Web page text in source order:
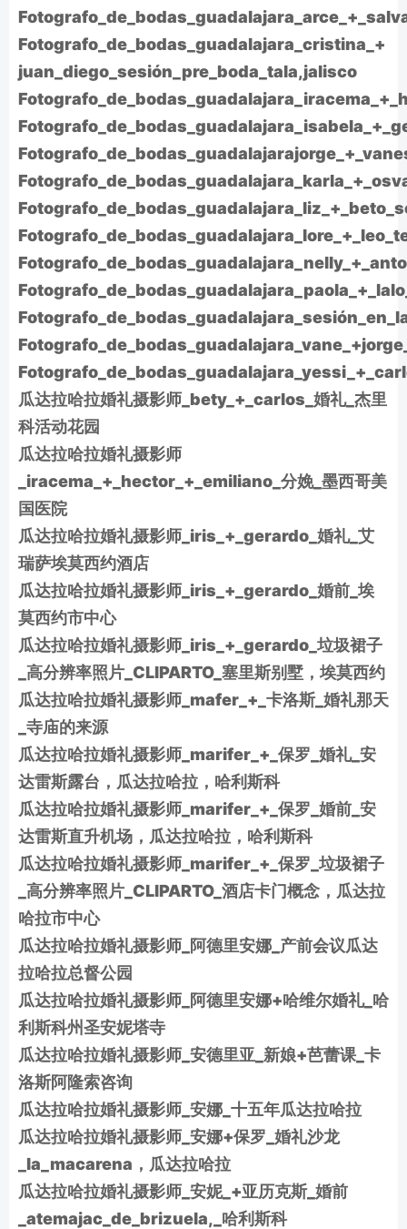
Fotografo_de_bodas_guadalajara_cristina_+
juan_diego_sesión_pre_boda_tala,jalisco
瓜达拉哈拉婚礼摄影师_bety_+_carlos_婚礼_杰里
科活动花园
瓜达拉哈拉婚礼摄影师
_iracema_+_hector_+_emiliano_分娩_墨西哥美
国医院
瓜达拉哈拉婚礼摄影师_iris_+_gerardo_婚礼_艾
瑞萨埃莫西约酒店
瓜达拉哈拉婚礼摄影师_iris_+_gerardo_婚前_埃
莫西约市中心
瓜达拉哈拉婚礼摄影师_iris_+_gerardo_垃圾裙子
_高分辨率照片_CLIPARTO_塞里斯别墅，埃莫西约
瓜达拉哈拉婚礼摄影师_mafer_+_卡洛斯_婚礼那天
_寺庙的来源
瓜达拉哈拉婚礼摄影师_marifer_+_保罗_婚礼_安
达雷斯露台，瓜达拉哈拉，哈利斯科
瓜达拉哈拉婚礼摄影师_marifer_+_保罗_婚前_安
达雷斯直升机场，瓜达拉哈拉，哈利斯科
瓜达拉哈拉婚礼摄影师_marifer_+_保罗_垃圾裙子
_高分辨率照片_CLIPARTO_酒店卡门概念，瓜达拉
哈拉市中心
瓜达拉哈拉婚礼摄影师_阿德里安娜_产前会议瓜达
拉哈拉总督公园
瓜达拉哈拉婚礼摄影师_阿德里安娜+哈维尔婚礼_哈
利斯科州圣安妮塔寺
瓜达拉哈拉婚礼摄影师_安德里亚_新娘+芭蕾课_卡
洛斯阿隆索咨询
瓜达拉哈拉婚礼摄影师_安娜_十五年瓜达拉哈拉
瓜达拉哈拉婚礼摄影师_安娜+保罗_婚礼沙龙
_la_macarena，瓜达拉哈拉
瓜达拉哈拉婚礼摄影师_安妮_+亚历克斯_婚前
_atemajac_de_brizuela,_哈利斯科